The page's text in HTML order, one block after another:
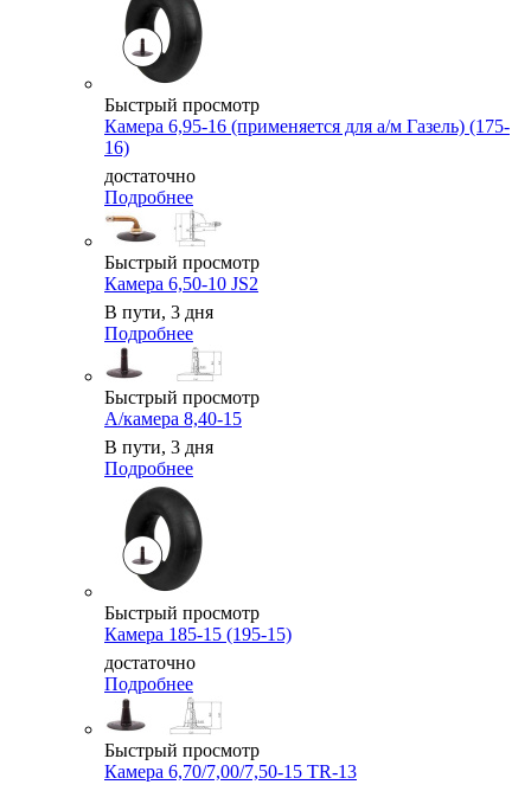
Быстрый просмотр
Камера 6,95-16 (применяется для а/м Газель) (175-
16)
достаточно
Подробнее
Быстрый просмотр
Камера 6,50-10 JS2
В пути, 3 дня
Подробнее
Быстрый просмотр
А/камера 8,40-15
В пути, 3 дня
Подробнее
Быстрый просмотр
Камера 185-15 (195-15)
достаточно
Подробнее
Быстрый просмотр
Камера 6,70/7,00/7,50-15 TR-13